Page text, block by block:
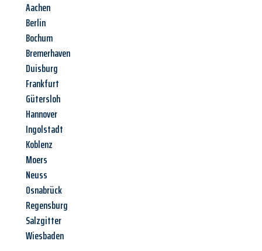
Aachen
Berlin
Bochum
Bremerhaven
Duisburg
Frankfurt
Gütersloh
Hannover
Ingolstadt
Koblenz
Moers
Neuss
Osnabrück
Regensburg
Salzgitter
Wiesbaden